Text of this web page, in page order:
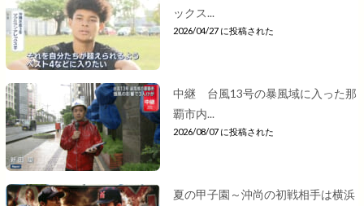
ックス...
2026/04/27 に投稿された
中継 台風13号の暴風域に入った那
覇市内...
2026/08/07 に投稿された
夏の甲子園～沖尚の初戦相手は横浜